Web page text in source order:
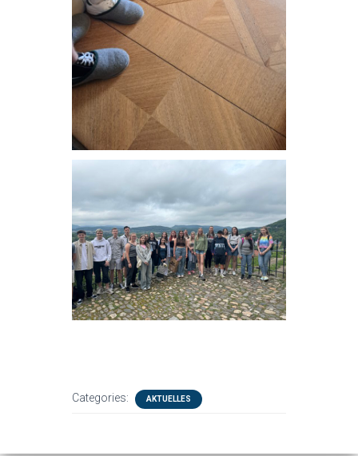
Categories: AKTUELLES